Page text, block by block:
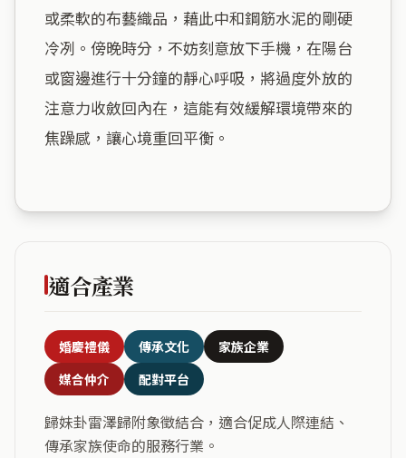
或柔軟的布藝織品，藉此中和鋼筋水泥的剛硬
冷冽。傍晚時分，不妨刻意放下手機，在陽台
或窗邊進行十分鐘的靜心呼吸，將過度外放的
注意力收斂回內在，這能有效緩解環境帶來的
焦躁感，讓心境重回平衡。
適合產業
婚慶禮儀 傳承文化
家族企業
媒合仲介
配對平台
歸妹卦雷澤歸附象徵結合，適合促成人際連結、
傳承家族使命的服務行業。